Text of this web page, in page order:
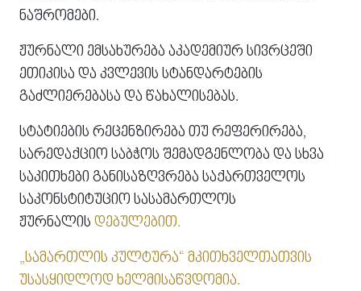
ᲜᲐᲨᲠᲝᲛᲔᲑᲘ.
ᲟᲣᲠᲜᲐᲚᲘ ᲔᲛᲡᲐᲮᲣᲠᲔᲑᲐ ᲐᲙᲐᲓᲔᲛᲘᲣᲠ ᲡᲘᲕᲠᲪᲔᲨᲘ
ᲔᲗᲘᲙᲘᲡᲐ ᲓᲐ ᲙᲕᲚᲔᲕᲘᲡ ᲡᲢᲐᲜᲓᲐᲠᲢᲔᲑᲘᲡ
ᲒᲐᲫᲚᲘᲔᲠᲔᲑᲐᲡᲐ ᲓᲐ ᲬᲐᲮᲐᲚᲘᲡᲔᲑᲐᲡ.
ᲡᲢᲐᲢᲘᲔᲑᲘᲡ ᲠᲔᲪᲔᲜᲖᲘᲠᲔᲑᲐ ᲗᲣ ᲠᲔᲤᲔᲠᲘᲠᲔᲑᲐ,
ᲡᲐᲠᲔᲓᲐᲥᲪᲘᲝ ᲡᲐᲑᲭᲝᲡ ᲨᲔᲛᲐᲓᲒᲔᲜᲚᲝᲑᲐ ᲓᲐ ᲡᲮᲕᲐ
ᲡᲐᲙᲘᲗᲮᲔᲑᲘ ᲒᲐᲜᲘᲡᲐᲖᲦᲕᲠᲔᲑᲐ ᲡᲐᲥᲐᲠᲗᲕᲔᲚᲝᲡ
ᲡᲐᲙᲝᲜᲡᲢᲘᲢᲣᲪᲘᲝ ᲡᲐᲡᲐᲛᲐᲠᲗᲚᲝᲡ
ᲟᲣᲠᲜᲐᲚᲘᲡ ᲓᲔᲑᲣᲚᲔᲑᲘᲗ.
„ᲡᲐᲛᲐᲠᲗᲚᲘᲡ ᲙᲣᲚᲢᲣᲠᲐ“ ᲛᲙᲘᲗᲮᲕᲔᲚᲗᲐᲗᲕᲘᲡ
ᲣᲡᲐᲡᲧᲘᲓᲚᲝᲓ ᲮᲔᲚᲛᲘᲡᲐᲬᲕᲓᲝᲛᲘᲐ.